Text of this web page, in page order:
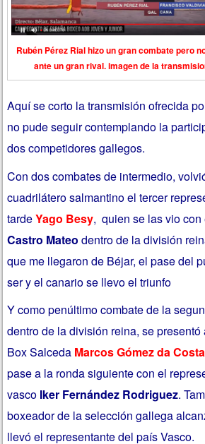
Rubén Pérez Rial hizo un gran combate pero
ante un gran rival. imagen de la
Aquí se corto la transmisión ofrecida
no pude seguir contemplando la
dos competidores gallegos.
Con dos combates de intermedio,
cuadrilátero salmantino el tercer
tardeYago Besy, quien se las vio con
Castro Mateo dentro de la división
que me llegaron de Béjar, el pase del
ser y el canario se llevo el triunfo
Y como penúltimo combate de la
dentro de la división reina, se
Box Salceda Marcos Gómez da Costa
pase a la ronda siguiente con el
vasco Iker Fernández Rodriguez.
boxeador de la selección gallega
llevó el representante del país Vasco.